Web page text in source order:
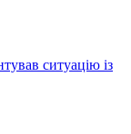
ситуацію із